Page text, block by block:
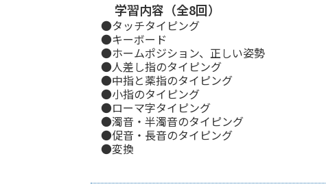
学習内容（全8回）
●タッチタイピング
●キーボード
●ホームポジション、正しい姿勢
●人差し指のタイピング
●中指と薬指のタイピング
●小指のタイピング
●ローマ字タイピング
●濁音・半濁音のタイピング
●促音・長音のタイピング
●変換